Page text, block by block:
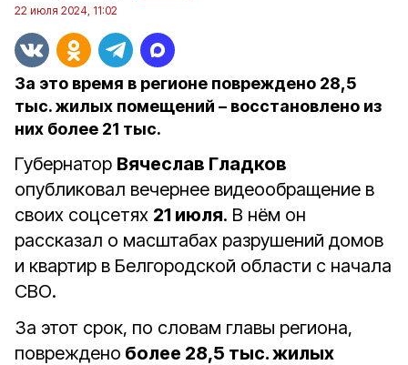
22 июля 2024, 11:02
За это время в регионе повреждено 28,5
тыс. жилых помещений – восстановлено из
них более 21 тыс.
Губернатор Вячеслав Гладков
опубликовал вечернее видеообращение в
своих соцсетях 21 июля. В нём он
рассказал о масштабах разрушений домов
и квартир в Белгородской области с начала
СВО.
За этот срок, по словам главы региона,
повреждено более 28,5 тыс. жилых